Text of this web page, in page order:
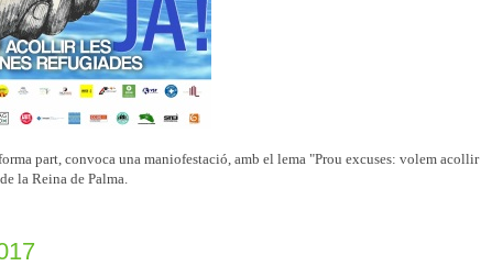
part, convoca una maniofestació, amb el lema "Prou excuses: volem acollir
la Reina de Palma.